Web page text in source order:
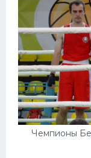
Чемпионы